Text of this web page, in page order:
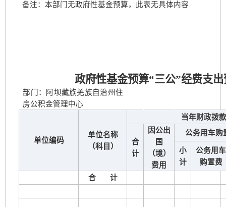
备注：本部门无政府性基金预算，此表无具体内容
政府性基金预算“三公”经费支
部门：阿坝藏族羌族自治州住
房公积金管理中心
单位编码
单位名称
（科目）
当年财政拨
合
计
因公出
国
（境）
费用
公务用车购
小
计
公务用车
购置费
合 计